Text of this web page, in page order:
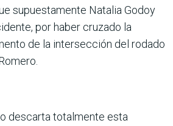
supuestamente Natalia Godoy
por haber cruzado la
de la intersección del rodado
descarta totalmente esta